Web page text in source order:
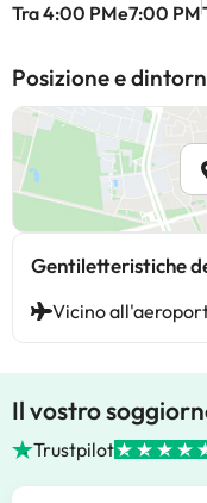
Tra 4:00 PMe7:00 PM
Posizione e
Gentiletteristiche
Vicino
Il vostro
Trustpilot